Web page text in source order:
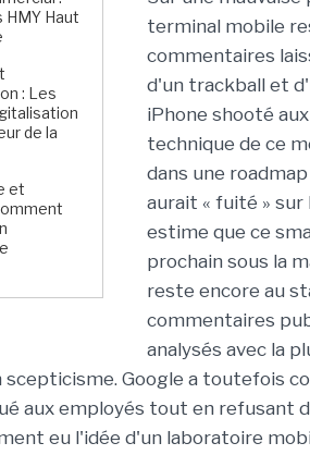
HMY Haut
: Les
de la
et
terminal mobile
commentaires
d'un trackball et
iPhone shooté
technique de ce
dans une
aurait « fuité »
estime que ce
prochain sous la
reste encore au
commentaires
analysés avec la
scepticisme. Google a toutefois
aux employés tout en refusant
eu l'idée d'un laboratoire